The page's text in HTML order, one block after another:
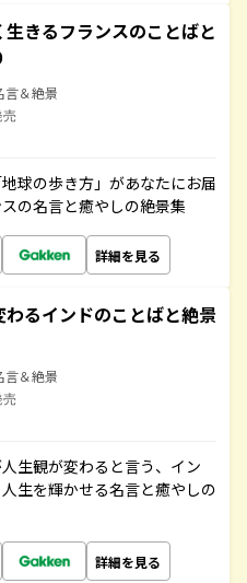
生きるフランスのことばと
言＆絶景
売
球の歩き方」があなたにお届
の名言と癒やしの絶景集
詳細を見る
るインドのことばと絶景
言＆絶景
売
生観が変わると言う、イン
生を輝かせる名言と癒やしの
詳細を見る